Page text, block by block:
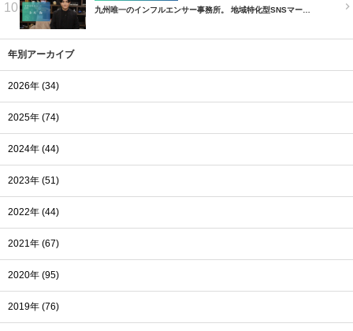
10 九州唯一のインフルエンサー事務所。 地域特化型SNSマー…
年別アーカイブ
2026年 (34)
2025年 (74)
2024年 (44)
2023年 (51)
2022年 (44)
2021年 (67)
2020年 (95)
2019年 (76)